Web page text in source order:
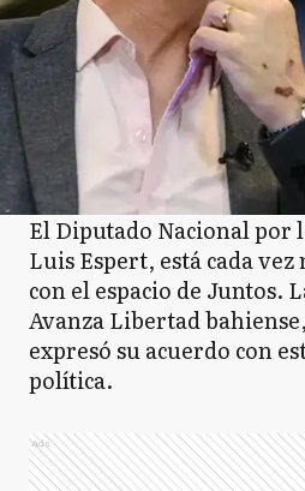
El Diputado Nacional por
Luis Espert, está cada vez
con el espacio de Juntos.
Avanza Libertad
expresó su acuerdo con
política.
Ads